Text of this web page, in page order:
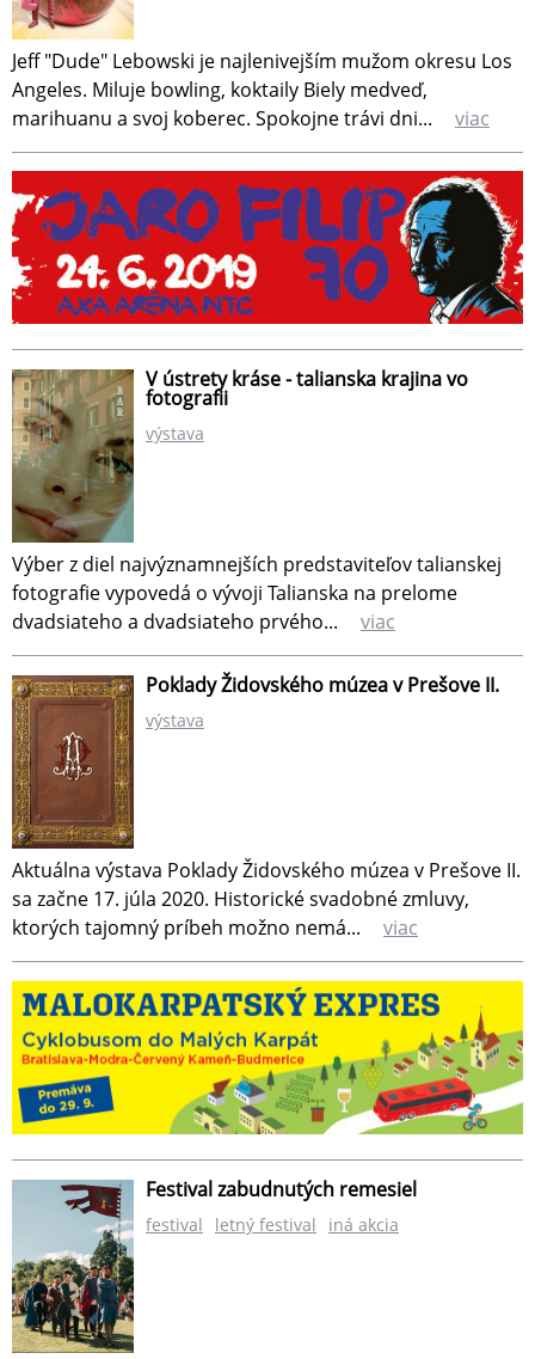
Jeff "Dude" Lebowski je najlenivejším mužom okresu Los
Angeles. Miluje bowling, koktaily Biely medveď,
marihuanu a svoj koberec. Spokojne trávi dni...
viac
V ústrety kráse - talianska krajina vo
fotografii
výstava
Výber z diel najvýznamnejších predstaviteľov talianskej
fotografie vypovedá o vývoji Talianska na prelome
dvadsiateho a dvadsiateho prvého...
viac
Poklady Židovského múzea v Prešove II.
výstava
Aktuálna výstava Poklady Židovského múzea v Prešove II.
sa začne 17. júla 2020. Historické svadobné zmluvy,
ktorých tajomný príbeh možno nemá...
viac
Festival zabudnutých remesiel
festival letný festival iná akcia